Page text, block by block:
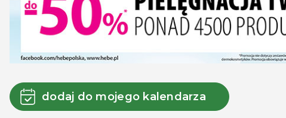
dodaj do mojego kalendarza